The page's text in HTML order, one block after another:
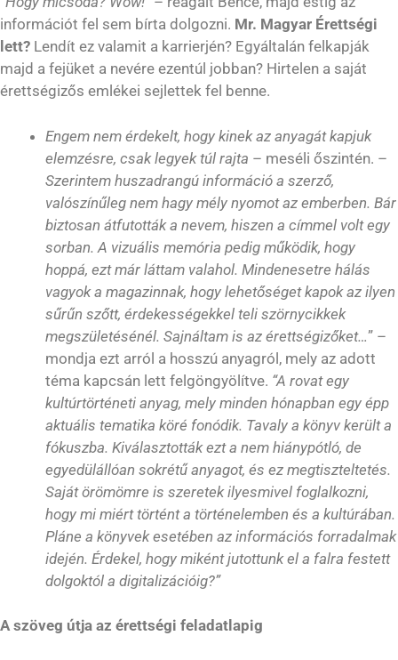
információt fel sem bírta dolgozni. Mr. Magyar Érettségi
lett? Lendít ez valamit a karrierjén? Egyáltalán felkapják
majd a fejüket a nevére ezentúl jobban? Hirtelen a saját
érettségizős emlékei sejlettek fel benne.
Engem nem érdekelt, hogy kinek az anyagát kapjuk
elemzésre, csak legyek túl rajta – meséli őszintén. –
Szerintem huszadrangú információ a szerző,
valószínűleg nem hagy mély nyomot az emberben. Bár
biztosan átfutották a nevem, hiszen a címmel volt egy
sorban. A vizuális memória pedig működik, hogy
hoppá, ezt már láttam valahol. Mindenesetre hálás
vagyok a magazinnak, hogy lehetőséget kapok az ilyen
sűrűn szőtt, érdekességekkel teli szörnycikkek
megszületésénél. Sajnáltam is az érettségizőket…” –
mondja ezt arról a hosszú anyagról, mely az adott
téma kapcsán lett felgöngyölítve. “A rovat egy
kultúrtörténeti anyag, mely minden hónapban egy épp
aktuális tematika köré fonódik. Tavaly a könyv került a
fókuszba. Kiválasztották ezt a nem hiánypótló, de
egyedülállóan sokrétű anyagot, és ez megtiszteltetés.
Saját örömömre is szeretek ilyesmivel foglalkozni,
hogy mi miért történt a történelemben és a kultúrában.
Pláne a könyvek esetében az információs forradalmak
idején. Érdekel, hogy miként jutottunk el a falra festett
dolgoktól a digitalizációig?”
A szöveg útja az érettségi feladatlapig